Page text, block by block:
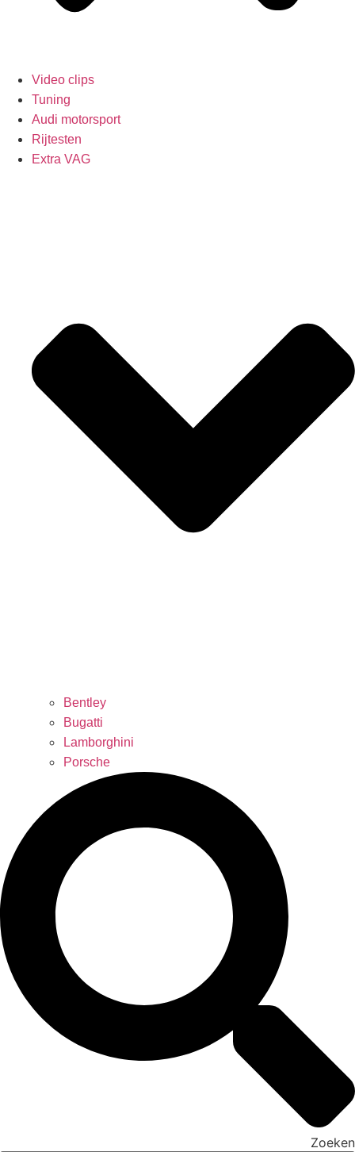
Video clips
Tuning
Audi motorsport
Rijtesten
Extra VAG
Bentley
Bugatti
Lamborghini
Porsche
Zoeken